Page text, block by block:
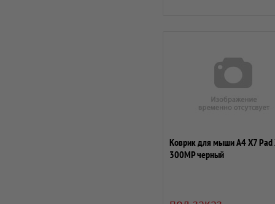
Коврик для мыши A4 X7 Pad
300MP черный